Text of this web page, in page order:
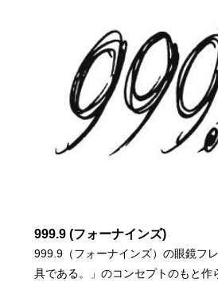
999.9 (フォーナインズ)
999.9（フォーナインズ）の眼鏡フ
具である。」のコンセプトのもと作